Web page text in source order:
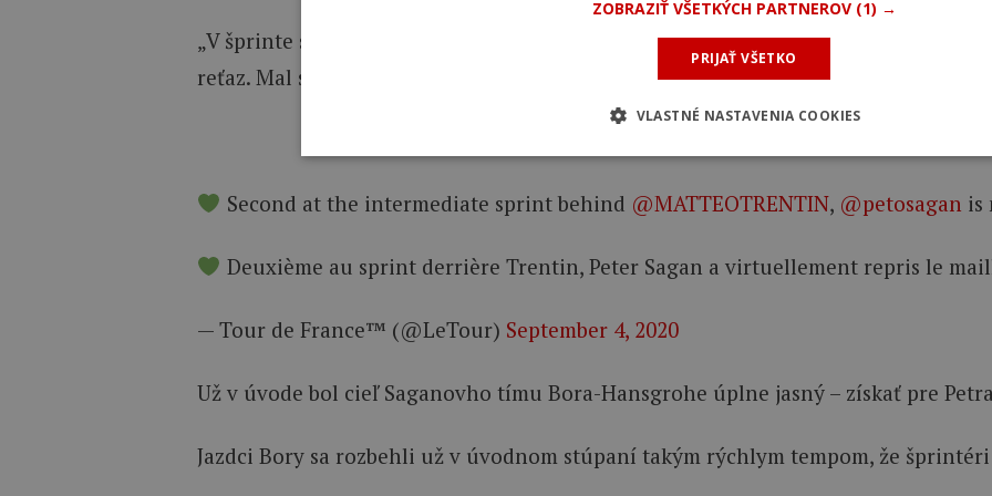
„V šprinte som nemal šťastie, pretože mi spadla reťaz. Bol to mechanický
reťaz. Mal som šťastie, že som nespadol. Potom už bolo nemožné dostať sa
Second at the intermediate sprint behind @MATTEOTRENTIN, @petosagan is
Deuxième au sprint derrière Trentin, Peter Sagan a virtuellement repris le
— Tour de France™ (@LeTour) September 4, 2020
Už v úvode bol cieľ Saganovho tímu Bora-Hansgrohe úplne jasný – získať pre
Jazdci Bory sa rozbehli už v úvodnom stúpaní takým rýchlym tempom, že
ZOBRAZIŤ VŠETKÝCH PARTNEROV (1) →
PRIJAŤ VŠETKO
VLASTNÉ NASTAVENIA COOKIES